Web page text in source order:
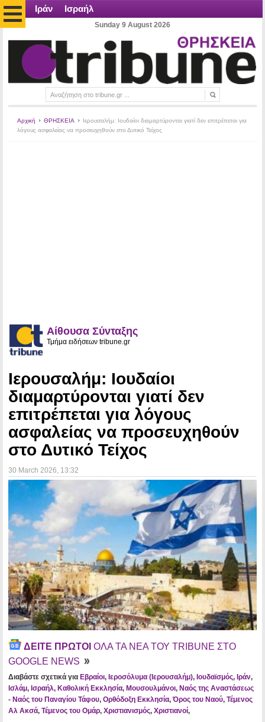
Ιράν Ισραήλ
Sunday 9 August 2026
Αρχική ΘΡΗΣΚΕΙΑ
Ιερουσαλήμ: Ιουδαίοι διαμαρτύρονται γιατί δεν επιτρέπεται για
λόγους ασφαλείας να προσευχηθούν στο Δυτικό Τείχος
Αίθουσα Σύνταξης
Τμήμα ειδήσεων tribune.gr
Ιερουσαλήμ: Ιουδαίοι
διαμαρτύρονται γιατί δεν
επιτρέπεται για λόγους
ασφαλείας να προσευχηθούν
στο Δυτικό Τείχος
30 March 2026 , 13:32
ΔΕΙΤΕ ΠΡΩΤΟΙ ΟΛΑ ΤΑ ΝΕΑ ΤΟΥ TRIBUNE ΣΤΟ
GOOGLE NEWS
Διαβάστε σχετικά για Εβραίοι, Ιεροσόλυμα (Ιερουσαλήμ), Ιουδαϊσμός, Ιράν,
Ισλάμ, Ισραήλ, Καθολική Εκκλησία, Μουσουλμάνοι, Ναός της Αναστάσεως
- Ναός του Παναγίου Τάφου, Ορθόδοξη Εκκλησία,Όρος του Ναού, Τέμενος
Αλ Ακσά, Τέμενος του Ομάρ, Χριστιανισμός, Χριστιανοί,